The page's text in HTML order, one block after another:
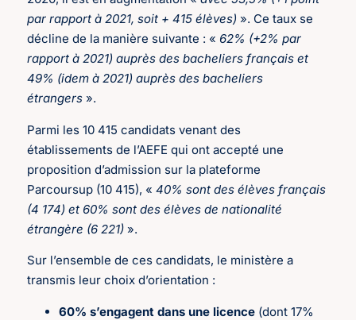
par rapport à 2021, soit + 415 élèves) ». Ce taux se
décline de la manière suivante : « 62% (+2% par
rapport à 2021) auprès des bacheliers français et
49% (idem à 2021) auprès des bacheliers
étrangers».
Parmi les 10 415 candidats venant des
établissements de l’AEFE qui ont accepté une
proposition d’admission sur la plateforme
Parcoursup (10 415), «40% sont des élèves français
(4 174) et 60% sont des élèves de nationalité
étrangère (6 221) ».
Sur l’ensemble de ces candidats, le ministère a
transmis leur choix d’orientation :
60% s’engagent dans une licence (dont 17%